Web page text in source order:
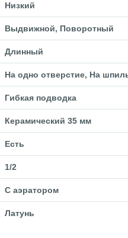
Низкий
Выдвижной, Поворотный
Длинный
На одно отверстие, На
Гибкая подводка
Керамический 35 мм
Есть
1/2
С аэратором
Латунь